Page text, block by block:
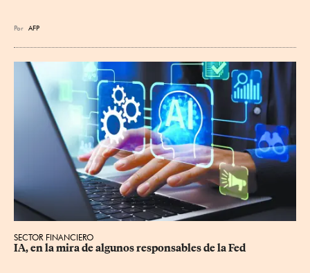
Por AFP
SECTOR FINANCIERO
IA, en la mira de algunos responsables de la Fed